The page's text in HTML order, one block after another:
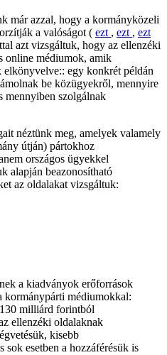
már azzal, hogy a kormányközeli
a valóságot ( ezt , ezt , ezt
azt vizsgáltuk, hogy az ellenzéki
online médiumok, amik
egy konkrét példán
be közügyekről, mennyire
mennyiben szolgálnak
néztünk meg, amelyek valamely
útján) pártokhoz
országos ügyekkel
alapján beazonosítható
az oldalakat vizsgáltuk:
a kiadványok erőforrások
kormánypárti médiumokkal:
milliárd forintból
ellenzéki oldalaknak
kisebb
sok esetben a hozzáférésük is